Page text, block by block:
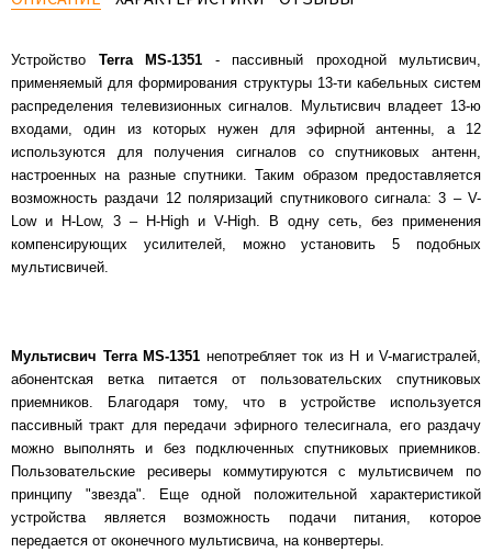
Устройство Terra MS-1351 - пассивный проходной мультисвич,
применяемый для формирования структуры 13-ти кабельных систем
распределения телевизионных сигналов. Мультисвич владеет 13-ю
входами, один из которых нужен для эфирной антенны, а 12
используются для получения сигналов со спутниковых антенн,
настроенных на разные спутники. Таким образом предоставляется
возможность раздачи 12 поляризаций спутникового сигнала: 3 – V-
Low и Н-Low, 3 – Н-High и V-High. В одну сеть, без применения
компенсирующих усилителей, можно установить 5 подобных
мультисвичей.
Мультисвич Terra MS-1351 непотребляет ток из Н и V-магистралей,
абонентская ветка питается от пользовательских спутниковых
приемников. Благодаря тому, что в устройстве используется
пассивный тракт для передачи эфирного телесигнала, его раздачу
можно выполнять и без подключенных спутниковых приемников.
Пользовательские ресиверы коммутируются с мультисвичем по
принципу "звезда". Еще одной положительной характеристикой
устройства является возможность подачи питания, которое
передается от оконечного мультисвича, на конвертеры.